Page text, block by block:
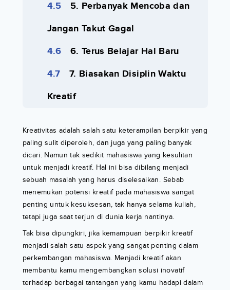
5. Perbanyak Mencoba dan
Jangan Takut Gagal
6. Terus Belajar Hal Baru
7. Biasakan Disiplin Waktu
Kreatif
Kreativitas adalah salah satu keterampilan berpikir yang
paling sulit diperoleh, dan juga yang paling banyak
dicari. Namun tak sedikit mahasiswa yang kesulitan
untuk menjadi kreatif. Hal ini bisa dibilang menjadi
sebuah masalah yang harus diselesaikan. Sebab
menemukan potensi kreatif pada mahasiswa sangat
penting untuk kesuksesan, tak hanya selama kuliah,
tetapi juga saat terjun di dunia kerja nantinya.
Tak bisa dipungkiri, jika kemampuan berpikir kreatif
menjadi salah satu aspek yang sangat penting dalam
perkembangan mahasiswa. Menjadi kreatif akan
membantu kamu mengembangkan solusi inovatif
terhadap berbagai tantangan yang kamu hadapi dalam